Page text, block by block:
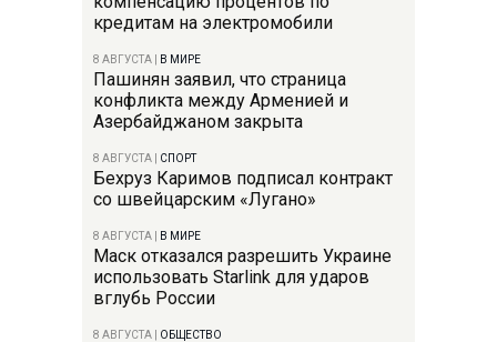
кредитам на электромобили
8 АВГУСТА В МИРЕ
Пашинян заявил, что страница
конфликта между Арменией и
Азербайджаном закрыта
8 АВГУСТА СПОРТ
Бехруз Каримов подписал контракт
со швейцарским «Лугано»
8 АВГУСТА В МИРЕ
Маск отказался разрешить Украине
использовать Starlink для ударов
вглубь России
8 АВГУСТА ОБЩЕСТВО